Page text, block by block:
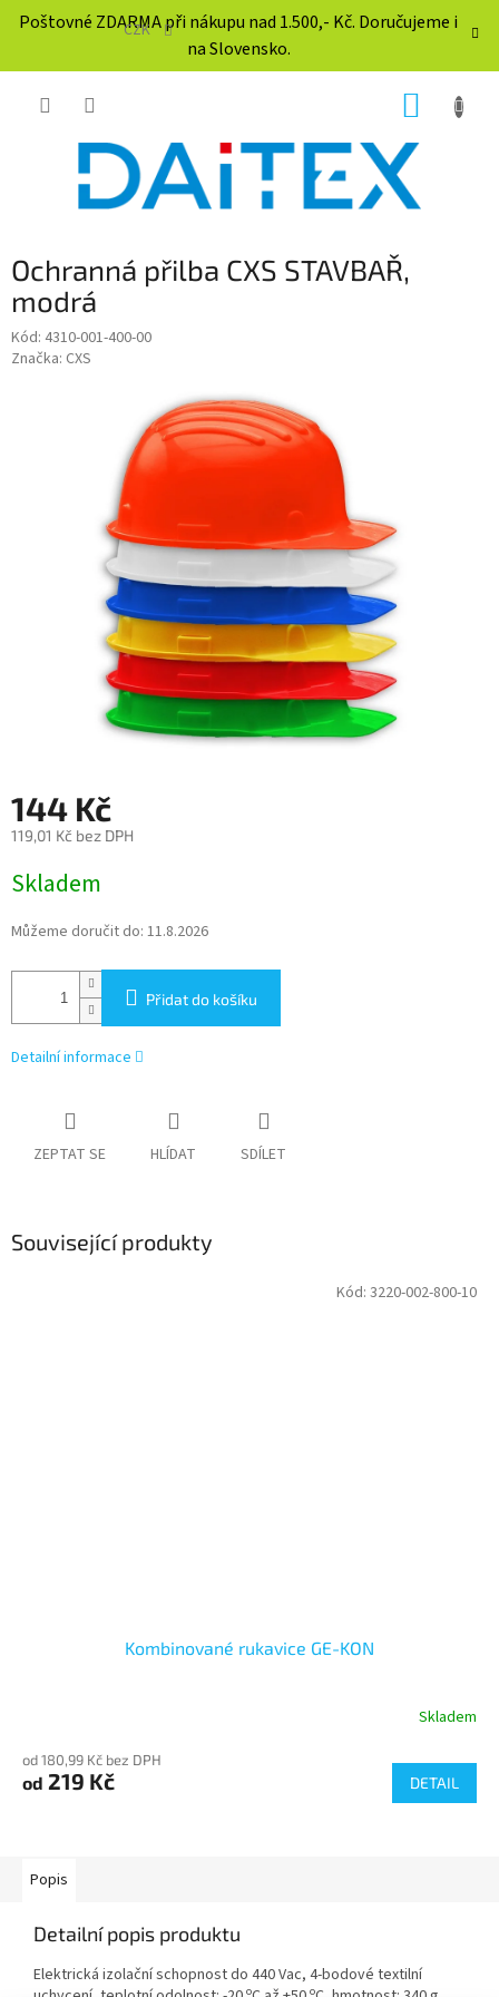
Poštovné ZDARMA při nákupu nad 1.500,- Kč. Doručujeme i
na Slovensko.
CZK
Ochranná přilba CXS STAVBAŘ,
modrá
Kód: 4310-001-400-00
Značka: CXS
144 Kč
119,01 Kč bez DPH
cena:
Skladem
Můžeme doručit do: 11.8.2026
Přidat do košíku
Detailní informace
ZEPTAT SE HLÍDAT SDÍLET
Související produkty
Kombinované rukavice GE-KON
Skladem
od 180,99 Kč bez DPH
od 219 Kč DETAIL
Kód: 3220-002-800-10
Popis
Detailní popis produktu
Elektrická izolační schopnost do 440 Vac, 4-bodové textilní
o o